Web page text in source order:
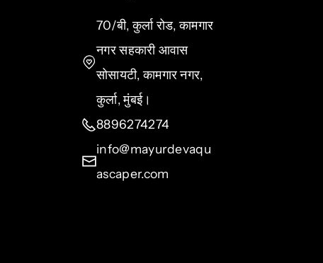
70/बी, कुर्ला रोड, कामगार
नगर सहकारी आवास
सोसायटी, कामगार नगर,
कुर्ला, मुंबई।
8896274274
info@mayurdevaqu
ascaper.com